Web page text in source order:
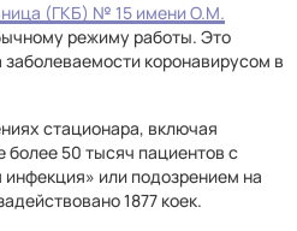
(ГКБ) № 15 имени О.М.
режиму работы. Это
коронавирусом в
стационара, включая
50 тысяч пациентов с
или подозрением на
1877 коек.